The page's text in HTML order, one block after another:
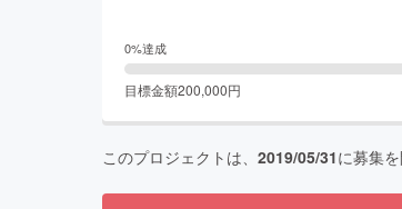
0%達成
目標金額200,000円
このプロジェクトは、 2019/05/31に募集を